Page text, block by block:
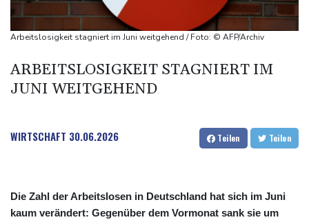
Syrische Staatsmedien: Bombe in Kleinbus nahe Damaskus
explodiert
Drohne in Leipzig
42,2 Grad: Allzeit-Hitzerekord in der Slowakei nach nur einem
Arbeitslosigkeit stagniert im Juni weitgehend / Foto: © AFP/Archiv
ARBEITSLOSIGKEIT STAGNIERT IM
JUNI WEITGEHEND
WIRTSCHAFT 30.06.2026 Teilen Teilen
Die Zahl der Arbeitslosen in Deutschland hat sich im Juni
kaum verändert: Gegenüber dem Vormonat sank sie um